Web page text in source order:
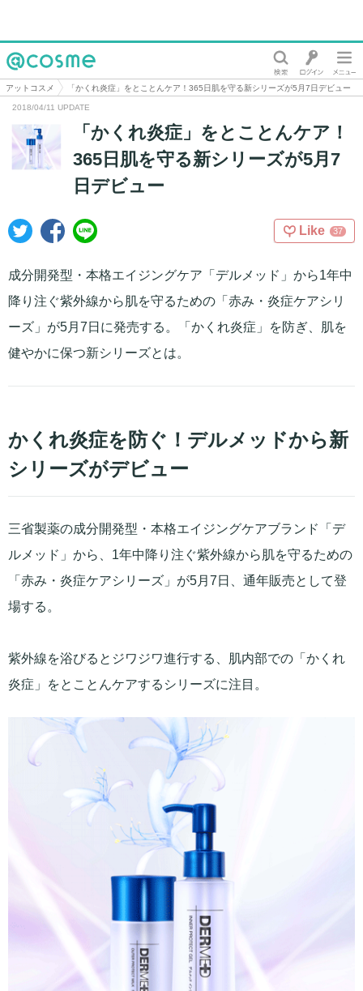
@cosme
アットコスメ 「かくれ炎症」をとことんケア！365日肌を守る新シリーズが5月7日デビュー
2018/04/11 UPDATE
「かくれ炎症」をとことんケア！
365日肌を守る新シリーズが5月7
日デビュー
Like 37
成分開発型・本格エイジングケア「デルメッド」から1年中
降り注ぐ紫外線から肌を守るための「赤み・炎症ケアシリ
ーズ」が5月7日に発売する。「かくれ炎症」を防ぎ、肌を
健やかに保つ新シリーズとは。
かくれ炎症を防ぐ！デルメッドから新
シリーズがデビュー
三省製薬の成分開発型・本格エイジングケアブランド「デ
ルメッド」から、1年中降り注ぐ紫外線から肌を守るための
「赤み・炎症ケアシリーズ」が5月7日、通年販売として登
場する。
紫外線を浴びるとジワジワ進行する、肌内部での「かくれ
炎症」をとことんケアするシリーズに注目。